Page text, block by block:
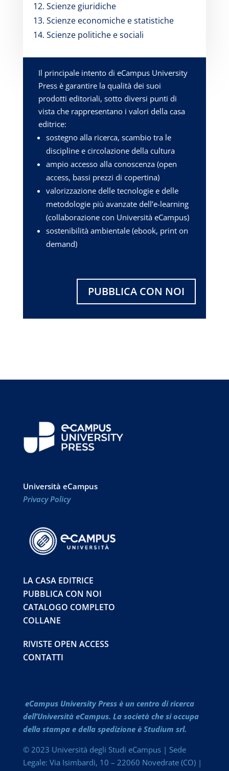
12. Scienze giuridiche
13. Scienze economiche e statistiche
14. Scienze politiche e sociali
Il principale intento di eCampus University
Press è garantire la qualità dei suoi
prodotti editoriali, sotto diversi punti di
vista che rappresentano i valori della casa
editrice:
sostegno alla ricerca, scambio tra le
discipline e circolazione della cultura
ampio accesso alla conoscenza (open
access, bassi prezzi di copertina)
valorizzazione delle tecnologie e delle
metodologie più avanzate dell’e-learning
(collaborazione con Università eCampus)
sostenibilità ambientale (ebook, print on
demand)
PUBBLICA CON NOI
Università eCampus
Privacy Policy
LA CASA EDITRICE
PUBBLICA CON NOI
CATALOGO COMPLETO
COLLANE
RIVISTE OPEN ACCESS
CONTATTI
eCampus University Press è un centro di ricerca
dell’Università eCampus. La società che si occupa
della stampa e della spedizione è Studium srl.
© 2023 Università degli Studi eCampus | Sede
Legale: Via Isimbardi, 10 – 22060 Novedrate (CO) |